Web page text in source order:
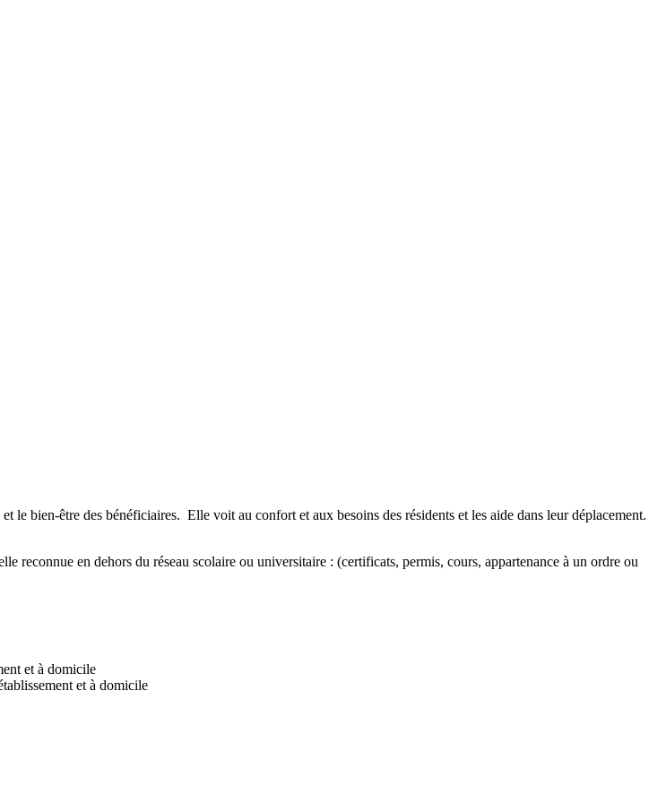
bien-être des bénéficiaires. Elle voit au confort et aux besoins des résidents et les aide dans leur déplacement.
reconnue en dehors du réseau scolaire ou universitaire : (certificats, permis, cours, appartenance à un ordre ou
et à domicile
et à domicile